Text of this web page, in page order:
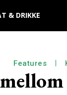
& DRIKKE
Features